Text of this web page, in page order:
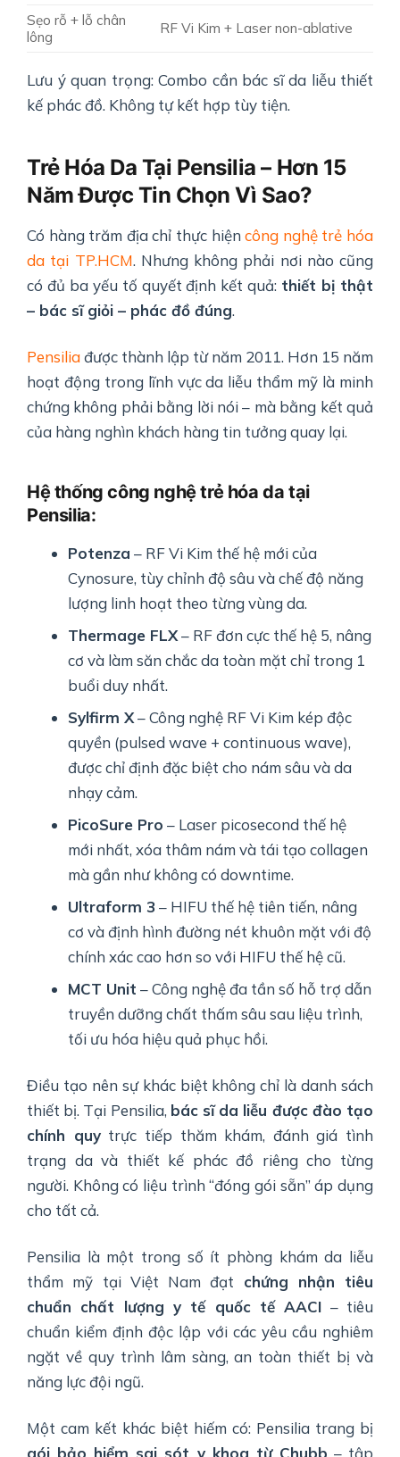
Sẹo rỗ + lỗ chân
lông
RF Vi Kim + Laser non-ablative
Lưu ý quan trọng: Combo cần bác sĩ da liễu thiết
kế phác đồ. Không tự kết hợp tùy tiện.
Trẻ Hóa Da Tại Pensilia – Hơn 15
Năm Được Tin Chọn Vì Sao?
Có hàng trăm địa chỉ thực hiệncông nghệ trẻ hóa
da tại TP.HCM. Nhưng không phải nơi nào cũng
có đủ ba yếu tố quyết định kết quả: thiết bị thật
– bác sĩ giỏi – phác đồ đúng.
Pensiliađược thành lập từ năm 2011. Hơn 15 năm
hoạt động trong lĩnh vực da liễu thẩm mỹ là minh
chứng không phải bằng lời nói – mà bằng kết quả
của hàng nghìn khách hàng tin tưởng quay lại.
Hệ thống công nghệ trẻ hóa da tại
Pensilia:
Potenza – RF Vi Kim thế hệ mới của
Cynosure, tùy chỉnh độ sâu và chế độ năng
lượng linh hoạt theo từng vùng da.
Thermage FLX– RF đơn cực thế hệ 5, nâng
cơ và làm săn chắc da toàn mặt chỉ trong 1
buổi duy nhất.
Sylfirm X– Công nghệ RF Vi Kim kép độc
quyền (pulsed wave + continuous wave),
được chỉ định đặc biệt cho nám sâu và da
nhạy cảm.
PicoSure Pro – Laser picosecond thế hệ
mới nhất, xóa thâm nám và tái tạo collagen
mà gần như không có downtime.
Ultraform 3 – HIFU thế hệ tiên tiến, nâng
cơ và định hình đường nét khuôn mặt với độ
chính xác cao hơn so với HIFU thế hệ cũ.
MCT Unit – Công nghệ đa tần số hỗ trợ dẫn
truyền dưỡng chất thấm sâu sau liệu trình,
tối ưu hóa hiệu quả phục hồi.
Điều tạo nên sự khác biệt không chỉ là danh sách
thiết bị. Tại Pensilia, bác sĩ da liễu được đào tạo
chính quytrực tiếp thăm khám, đánh giá tình
trạng da và thiết kế phác đồ riêng cho từng
người. Không có liệu trình “đóng gói sẵn” áp dụng
cho tất cả.
Pensilia là một trong số ít phòng khám da liễu
thẩm mỹ tại Việt Nam đạt chứng nhận tiêu
chuẩn chất lượng y tế quốc tế AACI – tiêu
chuẩn kiểm định độc lập với các yêu cầu nghiêm
ngặt về quy trình lâm sàng, an toàn thiết bị và
năng lực đội ngũ.
Một cam kết khác biệt hiếm có: Pensilia trang bị